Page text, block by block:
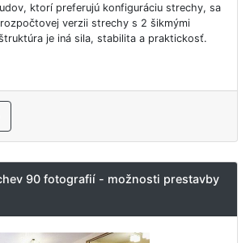
ktorí preferujú konfiguráciu strechy, sa
verzii strechy s 2 šikmými
je iná sila, stabilita a praktickosť.
90 fotografií - možnosti prestavby